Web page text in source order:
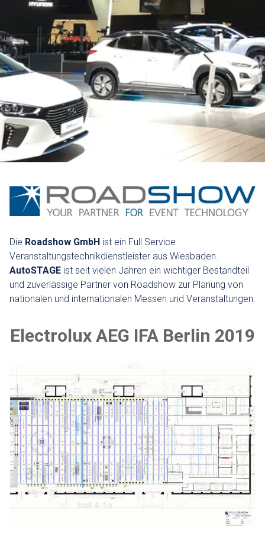
Die Roadshow GmbH ist ein Full Service
Veranstaltungstechnikdienstleister aus Wiesbaden.
AutoSTAGE ist seit vielen Jahren ein wichtiger Bestandteil
und zuverlässige Partner von Roadshow zur Planung von
nationalen und internationalen Messen und Veranstaltungen.
Electrolux AEG IFA Berlin 2019